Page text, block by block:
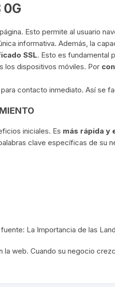
Esto permite al usuario
informativa. Además, la
SSL. Esto es fundamental
los dispositivos móviles. Por
para contacto inmediato. Así se
iniciales. Es más rápida y
clave específicas de su
La Importancia de las
web. Cuando su negocio